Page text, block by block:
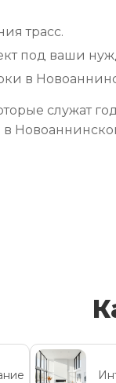
трасс.
под ваши
в
служат